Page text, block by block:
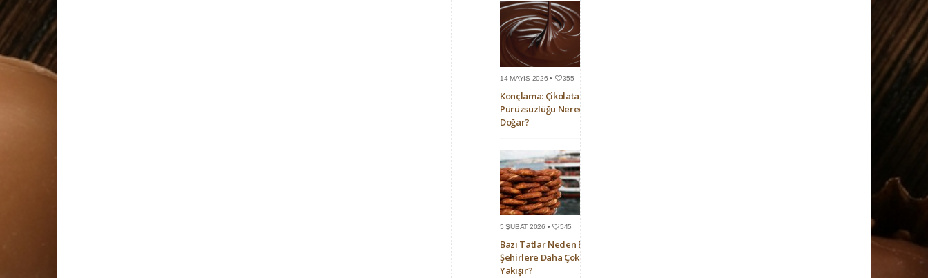
14 MAYIS 2026 • 355
Konçlama: Çikolatanın
Pürüzsüzlüğü Nerede
Doğar?
5 ŞUBAT 2026 • 545
Bazı Tatlar Neden Bazı
Şehirlere Daha Çok
Yakışır?